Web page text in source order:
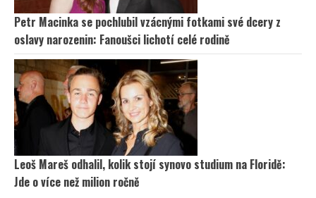
Petr Macinka se pochlubil vzácnými fotkami své dcery z
oslavy narozenin: Fanoušci lichotí celé rodině
Leoš Mareš odhalil, kolik stojí synovo studium na Floridě:
Jde o více než milion ročně